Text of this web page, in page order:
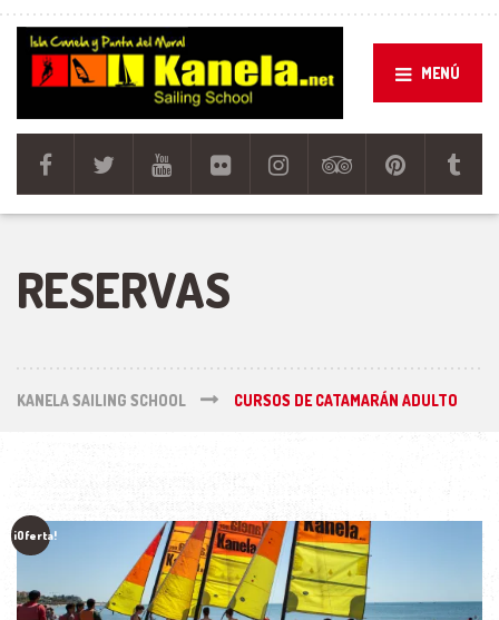
MENÚ
RESERVAS
KANELA SAILING SCHOOL CURSOS DE CATAMARÁN ADULTO
¡Oferta!